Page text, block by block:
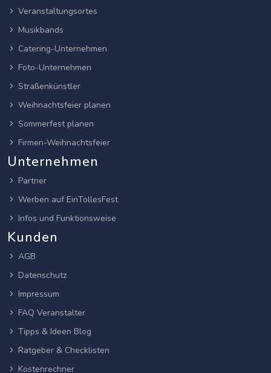
Veranstaltungsortes
Musikbands
Catering-Unternehmen
Foto-Unternehmen
Straßenkünstler
Weihnachtsfeier planen
Sommerfest planen
Firmen-Weihnachtsfeier
Unternehmen
Partner
Werben auf EinTollesFest
Infos und Funktionsweise
Kunden
AGB
Datenschutz
Impressum
FAQ Veranstalter
Tipps & Ideen Blog
Ratgeber & Checklisten
Kostenrechner